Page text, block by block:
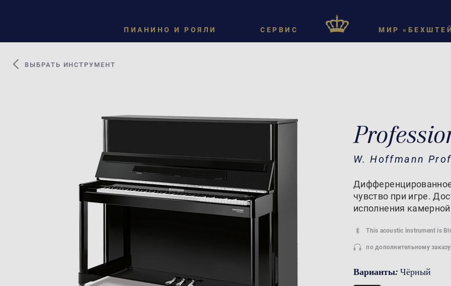
ПИАНИНО И РОЯЛИ СЕРВИС МИР
ВЫБРАТЬ ИНСТРУМЕНТ
W. Hoffmann
чувство при игре.
исполнения
This acoustic instrument is
по дополнительному
Варианты: Чёрный